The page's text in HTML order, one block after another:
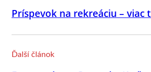
Príspevok na rekreáciu – viac
Ďalší článok